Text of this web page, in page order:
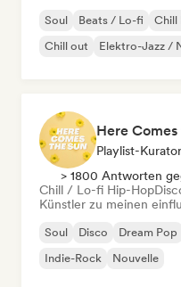
Soul Beats / Lo-fi Chill
Chill out
Elektro-Jazz /
Here Comes
Playlist-Kurator
> 1800 Antworten
Chill / Lo-fi Hip-Hop
Künstler zu meinen
Soul Disco Dream Pop
Indie-Rock
Nouvelle